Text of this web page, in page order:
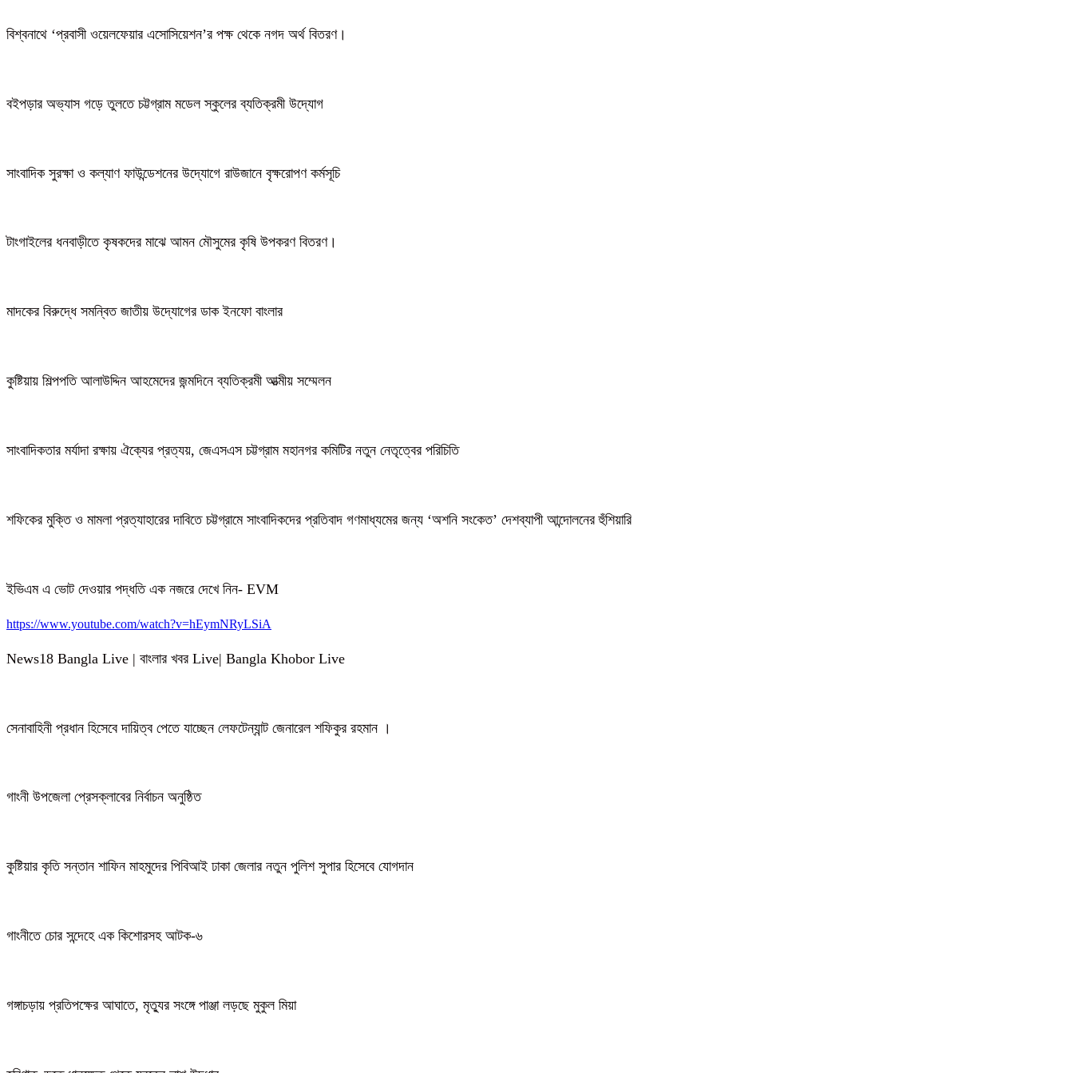
বিশ্বনাথে ‘প্রবাসী ওয়েলফেয়ার এসোসিয়েশন’র পক্ষ থেকে নগদ অর্থ বিতরণ।
বইপড়ার অভ্যাস গড়ে তুলতে চট্টগ্রাম মডেল স্কুলের ব্যতিক্রমী উদ্যোগ
সাংবাদিক সুরক্ষা ও কল্যাণ ফাউন্ডেশনের উদ্যোগে রাউজানে বৃক্ষরোপণ কর্মসূচি
টাংগাইলের ধনবাড়ীতে কৃষকদের মাঝে আমন মৌসুমের কৃষি উপকরণ বিতরণ।
মাদকের বিরুদ্ধে সমন্বিত জাতীয় উদ্যোগের ডাক ইনফো বাংলার
কুষ্টিয়ায় শিল্পপতি আলাউদ্দিন আহমেদের জন্মদিনে ব্যতিক্রমী আত্মীয় সম্মেলন
সাংবাদিকতার মর্যাদা রক্ষায় ঐক্যের প্রত্যয়, জেএসএস চট্টগ্রাম মহানগর কমিটির নতুন নেতৃত্বের পরিচিতি
শফিকের মুক্তি ও মামলা প্রত্যাহারের দাবিতে চট্টগ্রামে সাংবাদিকদের প্রতিবাদ গণমাধ্যমের জন্য ‘অশনি সংকেত’ দেশব্যাপী আন্দোলনের হুঁশিয়ারি
ইভিএম এ ভোট দেওয়ার পদ্ধতি এক নজরে দেখে নিন- EVM
https://www.youtube.com/watch?v=hEymNRyLSiA
News18 Bangla Live | বাংলার খবর Live| Bangla Khobor Live
সেনাবাহিনী প্রধান হিসেবে দায়িত্ব পেতে যাচ্ছেন লেফটেন্যান্ট জেনারেল শফিকুর রহমান ।
গাংনী উপজেলা প্রেসক্লাবের নির্বাচন অনুষ্ঠিত
কুষ্টিয়ার কৃতি সন্তান শাফিন মাহমুদের পিবিআই ঢাকা জেলার নতুন পুলিশ সুপার হিসেবে যোগদান
গাংনীতে চোর সন্দেহে এক কিশোরসহ আটক-৬
গঙ্গাচড়ায় প্রতিপক্ষের আঘাতে, মৃত্যুর সংঙ্গে পাঞ্জা লড়ছে মুকুল মিয়া